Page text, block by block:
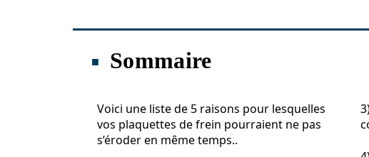
Sommaire
Voici une liste de 5 raisons pour lesquelles
vos plaquettes de frein pourraient ne pas
s’éroder en même temps..